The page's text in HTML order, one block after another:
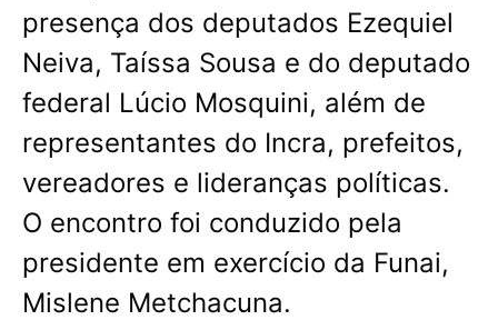
presença dos deputados Ezequiel
Neiva, Taíssa Sousa e do deputado
federal Lúcio Mosquini, além de
representantes do Incra, prefeitos,
vereadores e lideranças políticas.
O encontro foi conduzido pela
presidente em exercício da Funai,
Mislene Metchacuna.